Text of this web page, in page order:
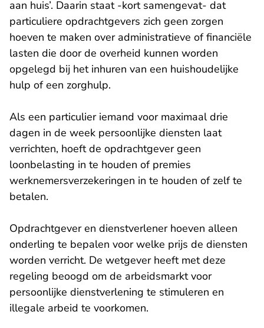
aan huis’. Daarin staat -kort samengevat- dat
particuliere opdrachtgevers zich geen zorgen
hoeven te maken over administratieve of financiële
lasten die door de overheid kunnen worden
opgelegd bij het inhuren van een huishoudelijke
hulp of een zorghulp.
Als een particulier iemand voor maximaal drie
dagen in de week persoonlijke diensten laat
verrichten, hoeft de opdrachtgever geen
loonbelasting in te houden of premies
werknemersverzekeringen in te houden of zelf te
betalen.
Opdrachtgever en dienstverlener hoeven alleen
onderling te bepalen voor welke prijs de diensten
worden verricht. De wetgever heeft met deze
regeling beoogd om de arbeidsmarkt voor
persoonlijke dienstverlening te stimuleren en
illegale arbeid te voorkomen.